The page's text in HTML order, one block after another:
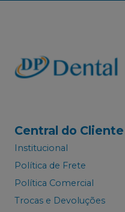
Central do Cliente
Institucional
Política de Frete
Política Comercial
Trocas e Devoluções